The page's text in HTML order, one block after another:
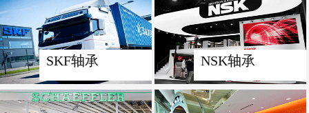
SKF轴承 NSK轴承